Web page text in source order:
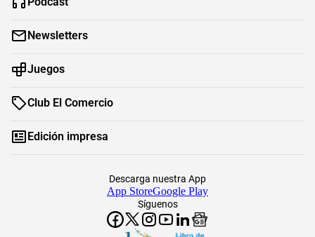
Newsletters
Juegos
Club El Comercio
Edición impresa
Síguenos
Descarga nuestra App
App StoreGoogle Play